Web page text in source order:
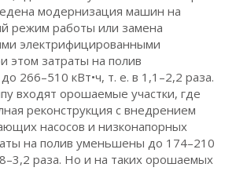
модернизация машин на
режим работы или замена
электрифицированными
этом затраты на полив
266–510 кВт•ч, т. е. в 1,1–2,2 раза.
входят орошаемые участки, где
реконструкция с внедрением
насосов и низконапорных
на полив уменьшены до 174–210
раза. Но и на таких орошаемых